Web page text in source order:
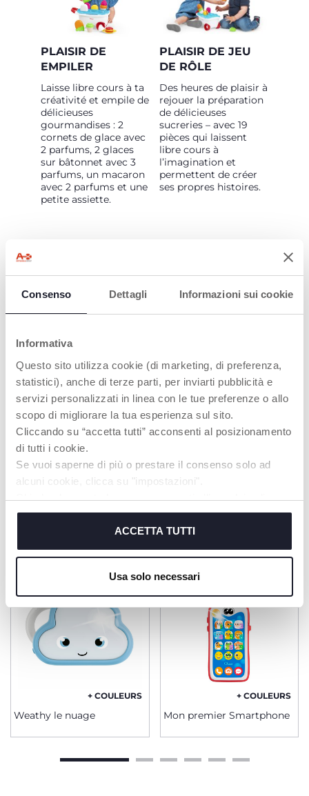
Consenso Dettagli Informazioni sui cookie
Informativa
Questo sito utilizza cookie (di marketing, di preferenza,
statistici), anche di terze parti, per inviarti pubblicità e
servizi personalizzati in linea con le tue preferenze o allo
scopo di migliorare la tua esperienza sul sito.
Cliccando su “accetta tutti” acconsenti al posizionamento
di tutti i cookie.
Se vuoi saperne di più o prestare il consenso solo ad
alcuni cookie, clicca su "impostazioni".
Chiudendo questo banner acconsenti all’uso dei soli
cookie tecnici, indispensabili per fruire del servizio
ACCETTA TUTTI
Usa solo necessari
PLAISIR DE
EMPILER
Laisse libre cours à ta
créativité et empile de
délicieuses
gourmandises : 2
cornets de glace avec
2 parfums, 2 glaces
sur bâtonnet avec 3
parfums, un macaron
avec 2 parfums et une
petite assiette.
PLAISIR DE JEU
DE RÔLE
Des heures de plaisir à
rejouer la préparation
de délicieuses
sucreries – avec 19
pièces qui laissent
libre cours à
l’imagination et
permettent de créer
ses propres histoires.
!
Range toutes les
friandises dans le
chariot, ferme le
couvercle et emporte-
le partout grâce à la
poignée!
PRODUITS POUVANT VOUS
INTÉRESSER
+ COULEURS
Weathy le nuage
+ COULEURS
Mon premier Smartphone